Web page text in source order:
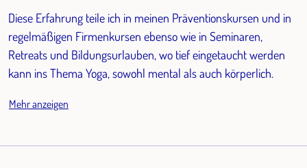
Diese Erfahrung teile ich in meinen Präventionskursen und in
regelmäßigen Firmenkursen ebenso wie in Seminaren,
Retreats und Bildungsurlauben, wo tief eingetaucht werden
kann ins Thema Yoga, sowohl mental als auch körperlich.
Mehr anzeigen